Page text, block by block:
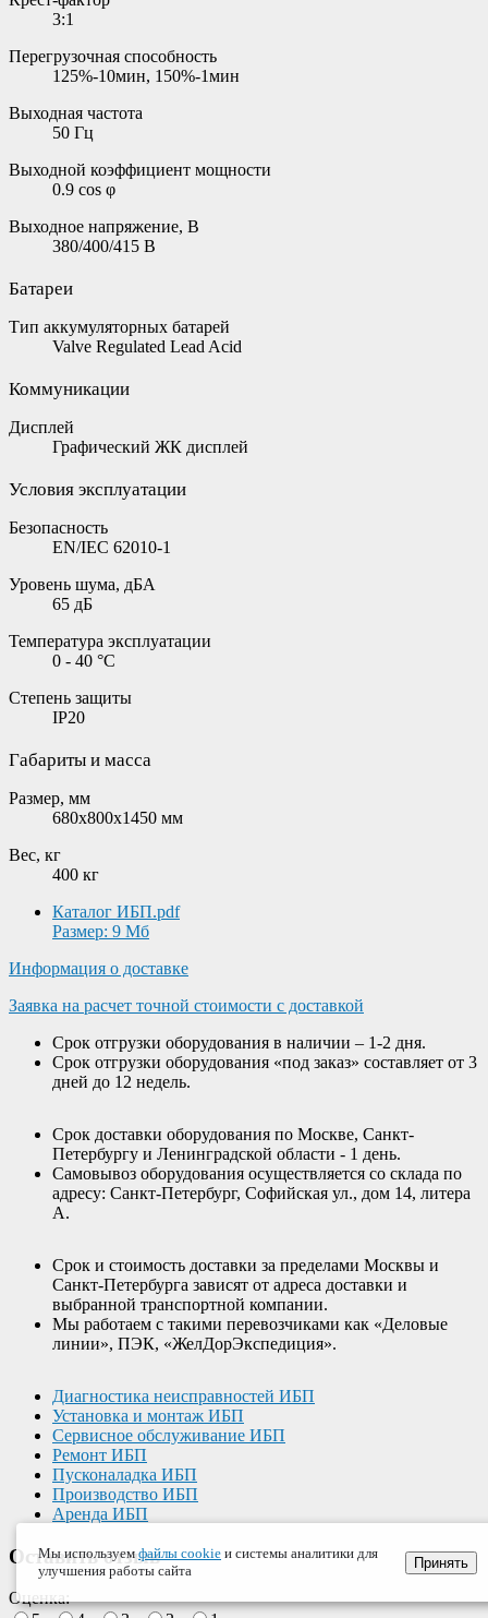
3:1
Перегрузочная способность
125%-10мин, 150%-1мин
Выходная частота
50 Гц
Выходной коэффициент мощности
0.9 cos φ
Выходное напряжение, В
380/400/415 В
Батареи
Тип аккумуляторных батарей
Valve Regulated Lead Acid
Коммуникации
Дисплей
Графический ЖК дисплей
Условия эксплуатации
Безопасность
EN/IEC 62010-1
Уровень шума, дБА
65 дБ
Температура эксплуатации
0 - 40 °C
Степень защиты
IP20
Габариты и масса
Размер, мм
680x800x1450 мм
Вес, кг
400 кг
Каталог ИБП.pdf
Размер: 9 Мб
Информация о доставке
Заявка на расчет точной стоимости с доставкой
Срок отгрузки оборудования в наличии – 1-2 дня.
Срок отгрузки оборудования «под заказ» составляет от 3
дней до 12 недель.
Срок доставки оборудования по Москве, Санкт-
Петербургу и Ленинградской области - 1 день.
Самовывоз оборудования осуществляется со склада по
адресу: Санкт-Петербург, Софийская ул., дом 14, литера
А.
Срок и стоимость доставки за пределами Москвы и
Санкт-Петербурга зависят от адреса доставки и
выбранной транспортной компании.
Мы работаем с такими перевозчиками как «Деловые
линии», ПЭК, «ЖелДорЭкспедиция».
Диагностика неисправностей ИБП
Установка и монтаж ИБП
Сервисное обслуживание ИБП
Ремонт ИБП
Пусконаладка ИБП
Производство ИБП
Аренда ИБП
Оставить отзыв
Оценка:
Мы используемфайлы cookie и системы аналитики для
улучшения работы сайта
Принять